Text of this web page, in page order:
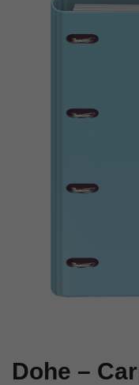
Dohe –